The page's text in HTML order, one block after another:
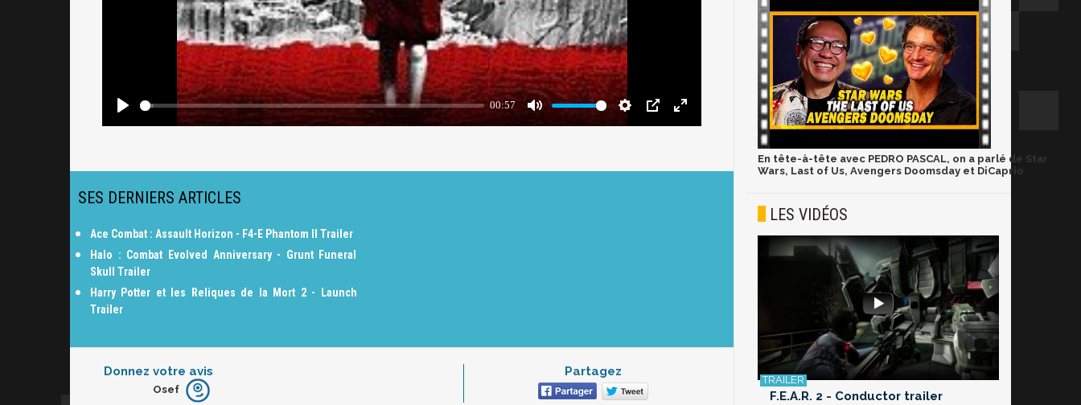
SES DERNIERS ARTICLES
Ace Combat : Assault Horizon - F4-E Phantom II Trailer
Halo : Combat Evolved Anniversary - Grunt Funeral
Skull Trailer
Harry Potter et les Reliques de la Mort 2 - Launch
Trailer
Donnez votre avis
Furieux
Osef
Partagez
En tête-à-tête avec PEDRO PASCAL, on a parlé de Star
Wars, Last of Us, Avengers Doomsday et DiCaprio
LES VIDÉOS
F.E.A.R. 2 - Conductor trailer